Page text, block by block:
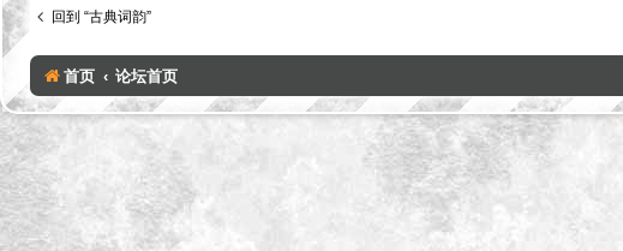
回到 “古典词韵”
首页 论坛首页